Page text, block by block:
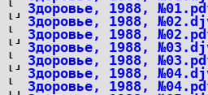
Здоровье, 1988,
Здоровье, 1988,
Здоровье, 1988,
Здоровье, 1988,
Здоровье, 1988,
Здоровье, 1988,
Здоровье, 1988,